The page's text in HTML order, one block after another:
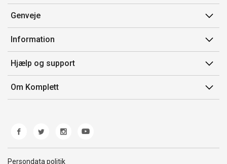
Genveje
Min side
Ordrehistorik
Gavekort
Information
Salgsbetingelser
Mærker/producent
Fortrydelsesret
Hjælp og support
Kontakt os
Kundeservice
Fejl/Mangler
Fragt og levering
Om Komplett
Persondata politik